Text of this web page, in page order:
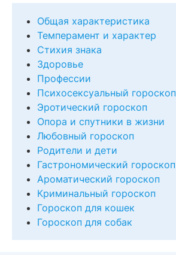
Общая характеристика
Темперамент и характер
Стихия знака
Здоровье
Профессии
Психосексуальный гороскоп
Эротический гороскоп
Опора и спутники в жизни
Любовный гороскоп
Родители и дети
Гастрономический гороскоп
Ароматический гороскоп
Криминальный гороскоп
Гороскоп для кошек
Гороскоп для собак